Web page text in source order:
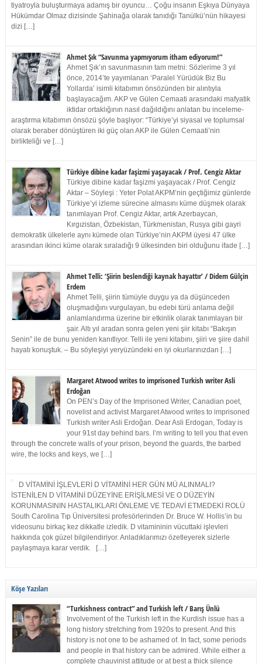
tiyatroyla buluşturmaya adamış bir oyuncu… Çoğu insanın Eşkıya Dünyaya
Hükümdar Olmaz dizisinde Şahinağa olarak tanıdığı Tanülkü’nün hikayesi
dizi […]
Ahmet Şık “Savunma yapmıyorum itham ediyorum!”
Ahmet Şık’ın savunmasının tam metni: Sözlerime 3 yıl
önce, 2014’te yayımlanan ‘Paralel Yürüdük Biz Bu
Yollarda’ isimli kitabımın önsözünden bir alıntıyla
başlayacağım. AKP ve Gülen Cemaati arasındaki mafyatik
iktidar ortaklığının nasıl dağıldığını anlatan bu inceleme-
araştırma kitabımın önsözü şöyle başlıyor: “Türkiye’yi siyasal ve toplumsal
olarak beraber dönüştüren iki güç olan AKP ile Gülen Cemaati’nin
birlikteliği ve […]
Türkiye dibine kadar faşizmi yaşayacak / Prof. Cengiz Aktar
Türkiye dibine kadar faşizmi yaşayacak / Prof. Cengiz
Aktar – Söyleşi : Yeter Polat AKPM’nin geçtiğimiz günlerde
Türkiye’yi izleme sürecine almasını küme düşmek olarak
tanımlayan Prof. Cengiz Aktar, artık Azerbaycan,
Kırgızistan, Özbekistan, Türkmenistan, Rusya gibi gayri
demokratik ülkelerle aynı kümede olan Türkiye’nin AKPM üyesi 47 ülke
arasından ikinci küme olarak sıraladığı 9 ülkesinden biri olduğunu ifade […]
Ahmet Telli: ‘Şiirin beslendiği kaynak hayattır’ / Didem Gülçin
Erdem
Ahmet Telli, şiirin tümüyle duygu ya da düşünceden
oluşmadığını vurgulayan, bu edebi türü anlama değil
anlamlandırma üzerine bir etkinlik olarak tanımlayan bir
şair. Altı yıl aradan sonra gelen yeni şiir kitabı “Bakışın
Senin” ile de bunu yeniden kanıtlıyor. Telli ile yeni kitabını, şiiri ve şiire dahil
hayatı konuştuk. – Bu söyleşiyi yeryüzündeki en iyi okurlarınızdan […]
Margaret Atwood writes to imprisoned Turkish writer Asli
Erdoğan
On PEN’s Day of the Imprisoned Writer, Canadian poet,
novelist and activist Margaret Atwood writes to imprisoned
Turkish writer Asli Erdoğan. Dear Asli Erdogan, Today is
your 91st day behind bars. I’m writing to tell you that even
through the concrete walls of your prison, beyond the guards, the barbed
wire, the locks and keys, we […]
D VİTAMİNİ İŞLEVLERİ D VİTAMİNİ HER GÜN MÜ ALINMALI?
İSTENİLEN D VİTAMİNİ DÜZEYİNE ERİŞİLMESİ VE O DÜZEYİN
KORUNMASININ HASTALIKLARI ÖNLEME VE TEDAVİ ETMEDEKİ ROLÜ
South Carolina Tıp Üniversitesi profesörlerinden Dr. Bruce W. Hollis’in bu
videosunu birkaç kez dikkatle izledik. D vitamininin vücuttaki işlevleri
hakkında çok güzel bilgilendiriyor. Anladıklarımızı özetleyerek sizlerle
paylaşmaya karar verdik. […]
Köşe Yazıları
“Turkishness contract” and Turkish left / Barış Ünlü
Involvement of the Turkish left in the Kurdish issue has a
long history stretching from 1920s to present. And this
history is not one to be ashamed of. In fact, some periods
and people in that history can be admired. While either a
complete chauvinist attitude or at best a thick silence